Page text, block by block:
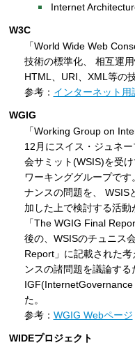
Internet
W3C
「World Wide Web
技術の標準化、 相互運
HTML、URI、XML等の
参考： インターネット
WGIG
「Working Group on
12月にスイス・ジュネ
会サミット(WSIS)を受
ワーキンググループで
ナンスの問題を、 WSIS
加した上で検討する活
「The WGIG Final
後の、WSISのチュニス
Report」に記載された
ンスの諸問題を議論す
た。
参考： WGIG Webページ
WIDEプロジェクト